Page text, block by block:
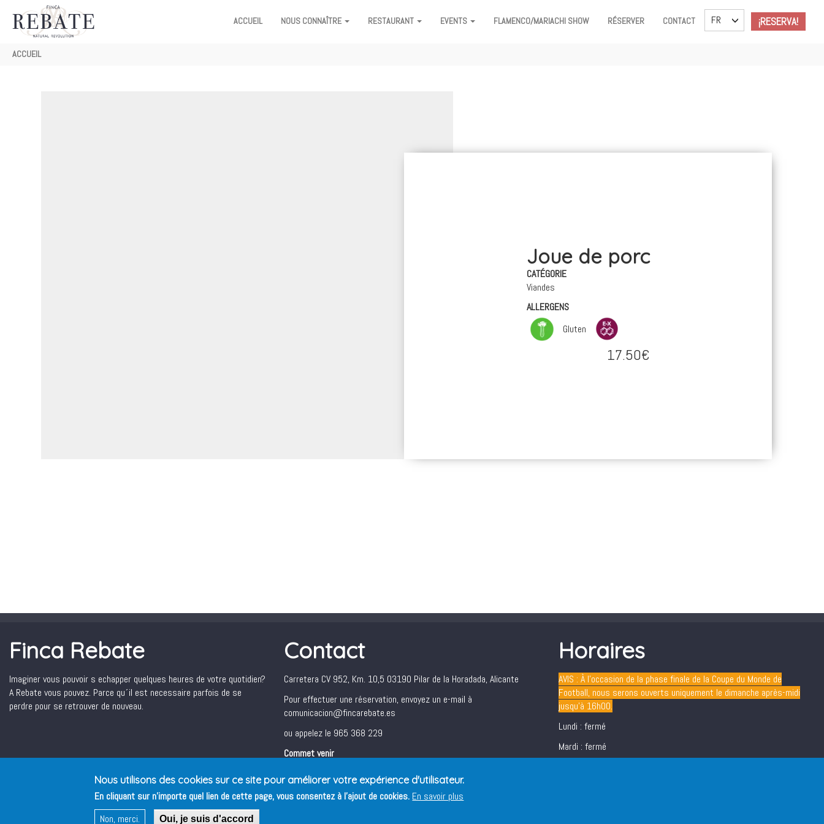
¡RESERVA!
NAVIGATION
ACCUEIL NOUS CONNAÎTRE RESTAURANT EVENTS FLAMENCO/MARIACHI SHOW RÉSERVER CONTACT FR TOGGLE DROPDOWN
ACCUEIL
Joue de porc
CATÉGORIE
Viandes
ALLERGENS
Gluten
17.50€
Finca Rebate
Imaginer vous pouvoir s echapper quelques heures de votre quotidien?
A Rebate vous pouvez. Parce qu´il est necessaire parfois de se
perdre pour se retrouver de nouveau.
Contact
Carretera CV 952, Km. 10,5 03190 Pilar de la Horadada, Alicante
Pour effectuer une réservation, envoyez un e-mail à
comunicacion@fincarebate.es
ou appelez le 965 368 229
Commet venir
Horaires
AVIS : À l’occasion de la phase finale de la Coupe du Monde de
Football, nous serons ouverts uniquement le dimanche après-midi
jusqu’à 16h00.
Lundi : fermé
Mardi : fermé
Nous utilisons des cookies sur ce site pour améliorer votre expérience d'utilisateur.
En cliquant sur n'importe quel lien de cette page, vous consentez à l'ajout de cookies. En savoir plus
Non, merci.
Oui, je suis d'accord